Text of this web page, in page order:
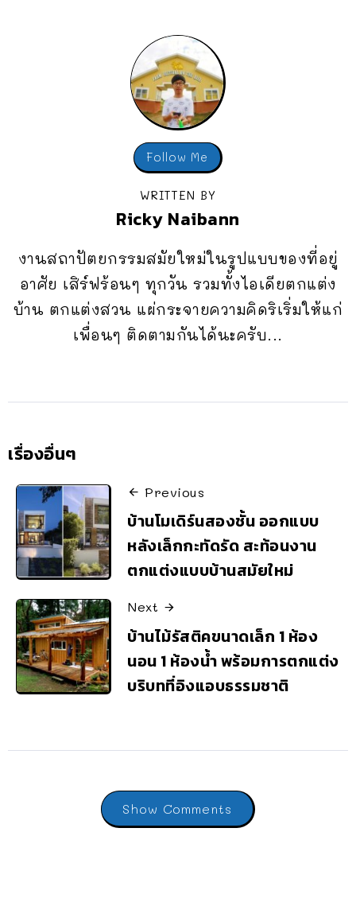
Follow Me
WRITTEN BY
Ricky Naibann
งานสถาปัตยกรรมสมัยใหม่ในรูปแบบของที่อยู่
อาศัย เสิร์ฟร้อนๆ ทุกวัน รวมทั้งไอเดียตกแต่ง
บ้าน ตกแต่งสวน แผ่กระจายความคิดริเริ่มให้แก่
เพื่อนๆ ติดตามกันได้นะครับ...
เรื่องอื่นๆ
Previous
บ้านโมเดิร์นสองชั้น ออกแบบ
หลังเล็กกะทัดรัด สะท้อนงาน
ตกแต่งแบบบ้านสมัยใหม่
Next
บ้านไม้รัสติคขนาดเล็ก 1 ห้อง
นอน 1 ห้องน้ำ พร้อมการตกแต่ง
บริบทที่อิงแอบธรรมชาติ
Show Comments